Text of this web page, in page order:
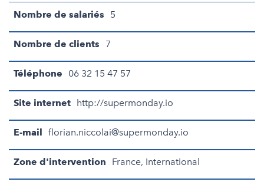
Nombre de salariés 5
Nombre de clients 7
Téléphone 06 32 15 47 57
Site internet http://supermonday.io
E-mail florian.niccolai@supermonday.io
Zone d'intervention France, International